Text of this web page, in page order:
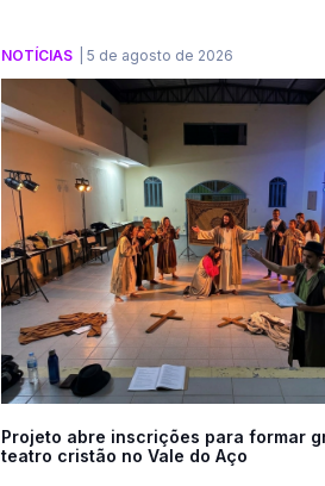
NOTÍCIAS 5 de agosto de 2026
Projeto abre inscrições para formar
teatro cristão no Vale do Aço